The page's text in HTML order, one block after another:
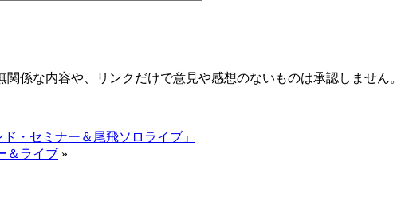
係な内容や、リンクだけで意見や感想のないものは承認しません。
・セミナー＆尾飛ソロライブ」
＆ライブ »